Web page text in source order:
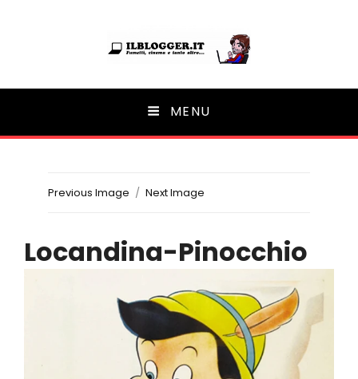
Ilblogger.it
Il portalino di blog | MENU
Previous Image Next Image
Locandina-Pinocchio